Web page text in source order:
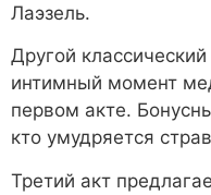
Лаэзель.
Другой
интимный момент
первом акте.
кто умудряется
Третий акт